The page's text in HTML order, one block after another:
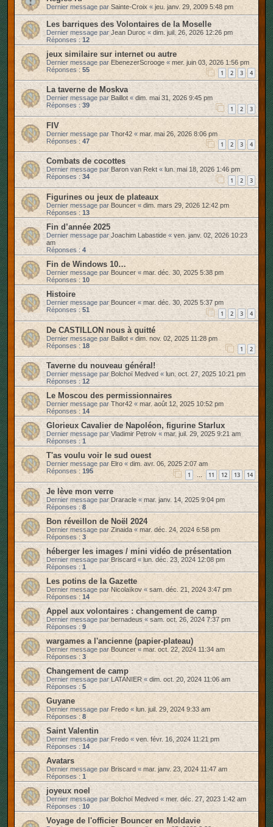
Dernier message par Sainte-Croix « jeu. janv. 29, 2009 5:48 pm
Les barriques des Volontaires de la Moselle
Dernier message parJean Duroc « dim. juil. 26, 2026 12:26 pm
Réponses : 12
jeux similaire sur internet ou autre
Dernier message par EbenezerScrooge «mer. juin 03, 2026 1:56 pm
Réponses : 55 1 2 3 4
La taverne de Moskva
Dernier message parBaillot « dim. mai 31, 2026 9:45 pm
Réponses : 39 1 2 3
FIV
Dernier message par Thor42 « mar. mai 26, 2026 8:06 pm
Réponses : 47 1 2 3 4
Combats de cocottes
Dernier message par Baron van Rekt « lun. mai 18, 2026 1:46 pm
Réponses : 34 1 2 3
Figurines ou jeux de plateaux
Dernier message par Bouncer« dim. mars 29, 2026 12:42 pm
Réponses : 13
Fin d’année 2025
Dernier message parJoachim Labastide « ven. janv. 02, 2026 10:23
am
Réponses : 4
Fin de Windows 10…
Dernier message par Bouncer« mar. déc. 30, 2025 5:38 pm
Réponses : 10
Histoire
Dernier message parBouncer «mar. déc. 30, 2025 5:37 pm
Réponses : 51 1 2 3 4
De CASTILLON nous à quitté
Dernier message par Baillot« dim. nov. 02, 2025 11:28 pm
Réponses : 18 1 2
Taverne du nouveau général!
Dernier message par Bolchoï Medved « lun. oct. 27, 2025 10:21 pm
Réponses : 12
Le Moscou des permissionnaires
Dernier message par Thor42 « mar. août 12, 2025 10:52 pm
Réponses : 14
Glorieux Cavalier de Napoléon, figurine Starlux
Dernier message parVladimir Petroiv « mar. juil. 29, 2025 9:21 am
Réponses : 1
T'as voulu voir le sud ouest
Dernier message par Elro «dim. avr. 06, 2025 2:07 am
Réponses : 195 1 … 11 12 13 14
Je lève mon verre
Dernier message parDraracle «mar. janv. 14, 2025 9:04 pm
Réponses : 8
Bon réveillon de Noël 2024
Dernier message par Zinaida « mar. déc. 24, 2024 6:58 pm
Réponses : 3
héberger les images / mini vidéo de présentation
Dernier message parBriscard «lun. déc. 23, 2024 12:08 pm
Réponses : 1
Les potins de la Gazette
Dernier message par Nicolaïkov « sam. déc. 21, 2024 3:47 pm
Réponses : 14
Appel aux volontaires : changement de camp
Dernier message parbernadeus« sam. oct. 26, 2024 7:37 pm
Réponses : 9
wargames a l'ancienne (papier-plateau)
Dernier message par Bouncer« mar. oct. 22, 2024 11:34 am
Réponses : 3
Changement de camp
Dernier message parLATANIER« dim. oct. 20, 2024 11:06 am
Réponses : 5
Guyane
Dernier message par Fredo« lun. juil. 29, 2024 9:33 am
Réponses : 8
Saint Valentin
Dernier message parFredo « ven. févr. 16, 2024 11:21 pm
Réponses : 14
Avatars
Dernier message par Briscard« mar. janv. 23, 2024 11:47 am
Réponses : 1
joyeux noel
Dernier message parBolchoï Medved « mer. déc. 27, 2023 1:42 am
Réponses : 10
Voyage de l'officier Bouncer en Moldavie